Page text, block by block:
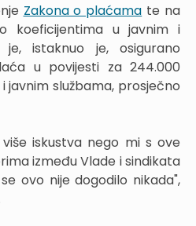
Zakona o plaćama te na
koeficijentima u javnim i
istaknuo je, osigurano
u povijesti za 244.000
javnim službama, prosječno
iskustva nego mi s ove
između Vlade i sindikata
ovo nije dogodilo nikada",